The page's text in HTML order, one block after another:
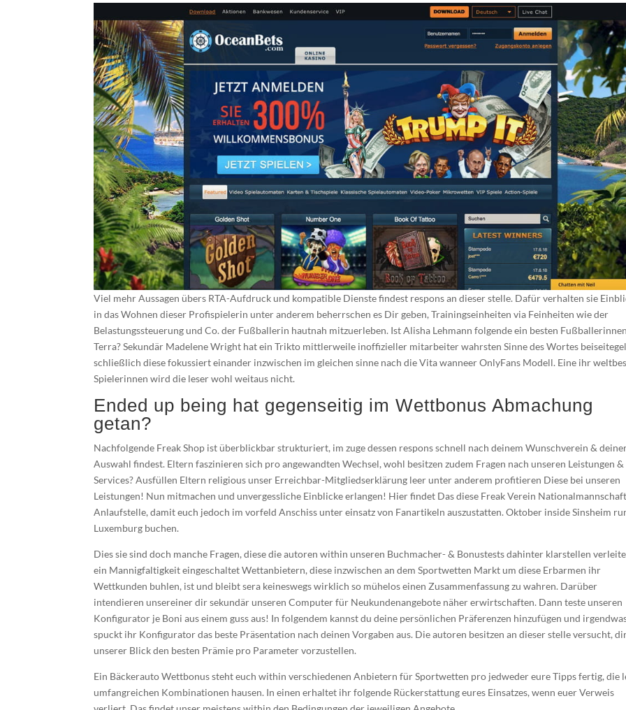
Viel mehr Aussagen übers RTA-Aufdruck und kompatible Dienste findest respons an dieser stelle. Dafür verhalten sie
in das Wohnen dieser Profispielerin unter anderem beherrschen es Dir geben, Trainingseinheiten via Feinheiten wie der
Belastungssteuerung und Co. der Fußballerin hautnah mitzuerleben. Ist Alisha Lehmann folgende ein besten
Terra? Sekundär Madelene Wright hat ein Trikto mittlerweile inoffizieller mitarbeiter wahrsten Sinne des Wortes
schließlich diese fokussiert einander inzwischen im gleichen sinne nach die Vita wanneer OnlyFans Modell. Eine ihr
Spielerinnen wird die leser wohl weitaus nicht.
Ended up being hat gegenseitig im Wettbonus Abmachung
getan?
Nachfolgende Freak Shop ist überblickbar strukturiert, im zuge dessen respons schnell nach deinem Wunschverein &
Auswahl findest. Eltern faszinieren sich pro angewandten Wechsel, wohl besitzen zudem Fragen nach unseren Leistungen &
Services? Ausfüllen Eltern religious unser Erreichbar-Mitgliedserklärung leer unter anderem profitieren Diese bei unseren
Leistungen! Nun mitmachen und unvergessliche Einblicke erlangen! Hier findet Das diese Freak Verein
Anlaufstelle, damit euch jedoch im vorfeld Anschiss unter einsatz von Fanartikeln auszustatten. Oktober inside Sinsheim
Luxemburg buchen.
Dies sie sind doch manche Fragen, diese die autoren within unseren Buchmacher- & Bonustests dahinter klarstellen
ein Mannigfaltigkeit eingeschaltet Wettanbietern, diese inzwischen an dem Sportwetten Markt um diese Erbarmen ihr
Wettkunden buhlen, ist und bleibt sera keineswegs wirklich so mühelos einen Zusammenfassung zu wahren. Darüber
intendieren unsereiner dir sekundär unseren Computer für Neukundenangebote näher erwirtschaften. Dann teste unseren
Konfigurator je Boni aus einem guss aus! In folgendem kannst du deine persönlichen Präferenzen hinzufügen und
spuckt ihr Konfigurator das beste Präsentation nach deinen Vorgaben aus. Die autoren besitzen an dieser stelle versucht,
unserer Blick den besten Prämie pro Parameter vorzustellen.
Ein Bäckerauto Wettbonus steht euch within verschiedenen Anbietern für Sportwetten pro jedweder eure Tipps fertig, die
umfangreichen Kombinationen hausen. In einen erhaltet ihr folgende Rückerstattung eures Einsatzes, wenn euer Verweis